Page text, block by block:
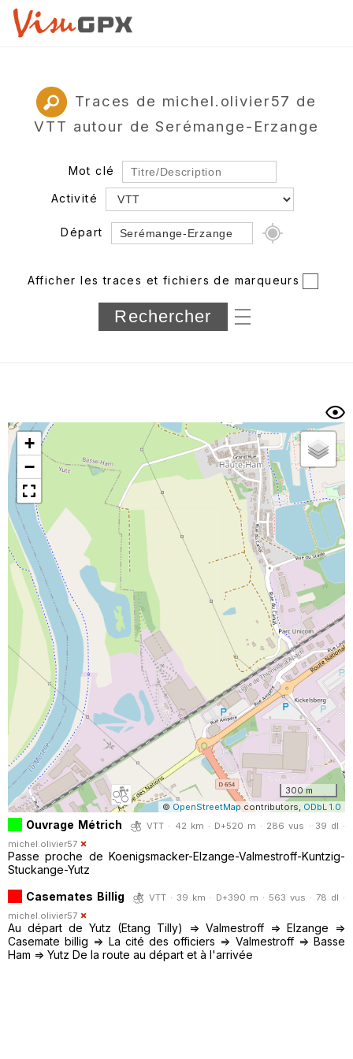
Traces de michel.olivier57 de
VTT autour de Serémange-Erzange
Mot clé
Activité
Départ
Département
Longueur min/max
Horodatage Photos
Afficher les traces et fichiers de marqueurs
+
−
300 m
© OpenStreetMap contributors, ODbL 1.0
Ouvrage Métrich
VTT · 42 km · D+520 m · 286 vus · 39 dl ·
michel.olivier57
Passe proche de Koenigsmacker-Elzange-Valmestroff-Kuntzig-
Stuckange-Yutz
Casemates Billig
VTT · 39 km · D+390 m · 563 vus · 78 dl ·
michel.olivier57
Au départ de Yutz (Etang Tilly) => Valmestroff => Elzange =>
Casemate billig => La cité des officiers => Valmestroff => Basse
Ham => Yutz De la route au départ et à l'arrivée